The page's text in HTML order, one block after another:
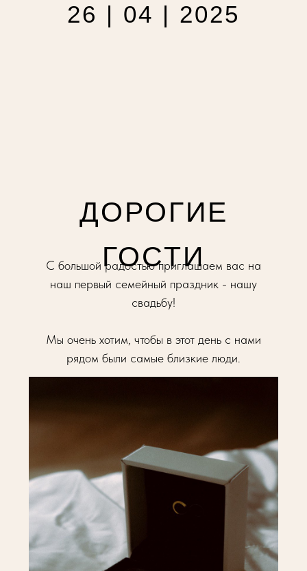
26 | 04 | 2025
ДОРОГИЕ
ГОСТИ
С большой радостью приглашаем вас на
наш первый семейный праздник - нашу
свадьбу!
Мы очень хотим, чтобы в этот день с нами
рядом были самые близкие люди.